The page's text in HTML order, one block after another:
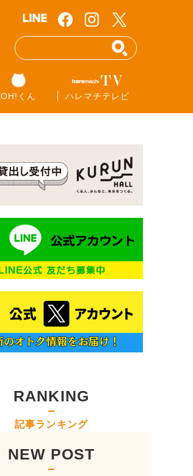
OH!くん ハレマチテレビ
RANKING
記事ランキング
NEW POST